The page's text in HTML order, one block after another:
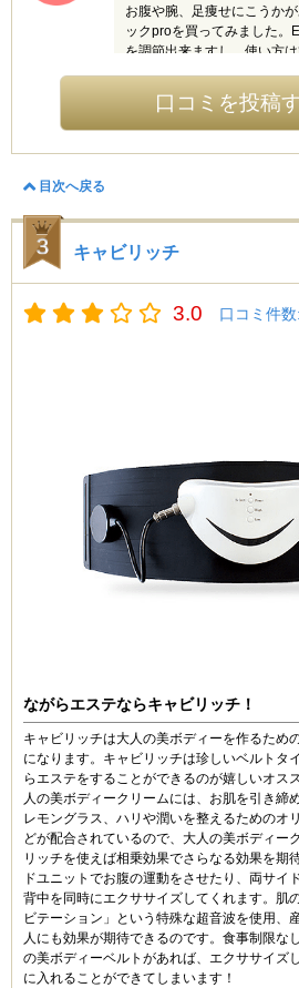
お腹や腕、足痩せにこうか
ックproを買ってみました。
を調節出来ますし、使い方
時に使用するようにして、
果が思っていたより早く出
テやジムに通う時間もない
本当に助かります。たるみ
使用して三ヶ月経つのです
ます。キャビテーションや
なすところが良いなと思い
kEI (40代)
4
エステに行けないので、サ
るという、ボニックproを購
きたように感じています。
続けやすいと思います。
すず (30代)
3
お腹の垂水が気になって購
た後に使用していたのです
面倒になってしまい、今は
効果を実感する前に断念し
て暖かくなったら、夏に向
います。
使用して翌日に効果を感じ
私には全然でした。脂肪の
口コミを投稿
目次へ戻る
キャビリッチ
3.0 口コミ件
ながらエステならキャビリッチ！
キャビリッチは大人の美ボディーを作るため
になります。キャビリッチは珍しいベルトタ
らエステをすることができるのが嬉しいオス
人の美ボディークリームには、お肌を引き締
レモングラス、ハリや潤いを整えるためのオ
どが配合されているので、大人の美ボディー
リッチを使えば相乗効果でさらなる効果を期
ドユニットでお腹の運動をさせたり、両サイ
背中を同時にエクササイズしてくれます。肌
ビテーション」という特殊な超音波を使用、
人にも効果が期待できるのです。 食事制限な
の美ボディーベルトがあれば、エクササイズ
に入れることができてしまいます！